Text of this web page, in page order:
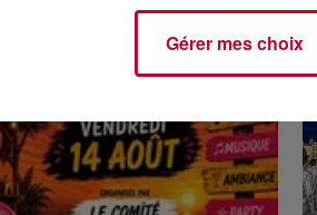
les 6, 7 et 8 août. Une fresque
Gérer mes choix